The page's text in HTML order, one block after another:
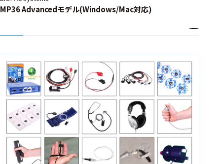
MP36 Advancedモデル(Windows/Mac対応)